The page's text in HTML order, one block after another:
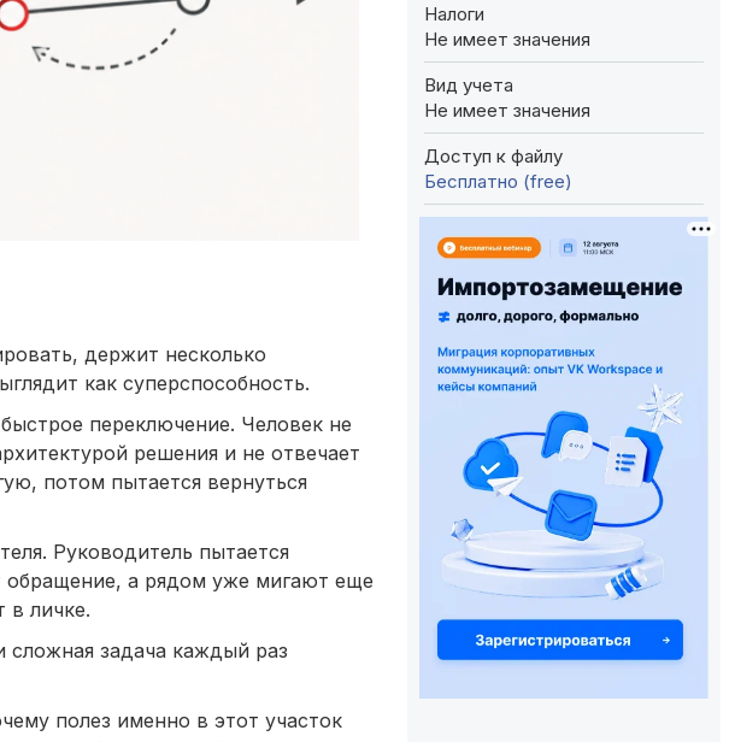
держит несколько
как суперспособность.
переключение. Человек не
решения и не отвечает
потом пытается вернуться
Руководитель пытается
обращение, а рядом уже мигают еще
в личке.
сложная задача каждый раз
полез именно в этот участок
Налоги
Не имеет значения
Вид учета
Не имеет значения
Доступ к файлу
Бесплатно (free)